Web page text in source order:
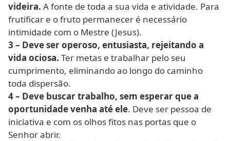
videira. A fonte de toda a sua vida e atividade. Para
frutificar e o fruto permanecer é necessário
intimidade com o Mestre (Jesus).
3 – Deve ser operoso, entusiasta, rejeitando a
vida ociosa. Ter metas e trabalhar pelo seu
cumprimento, eliminando ao longo do caminho
toda dispersão.
4 – Deve buscar trabalho, sem esperar que a
oportunidade venha até ele. Deve ser pessoa de
iniciativa e com os olhos fitos nas portas que o
Senhor abrir.